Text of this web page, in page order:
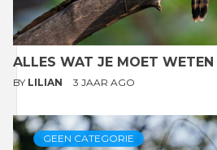
ALLES WAT JE MOET WETEN
BY LILIAN 3 JAAR AGO
GEEN CATEGORIE